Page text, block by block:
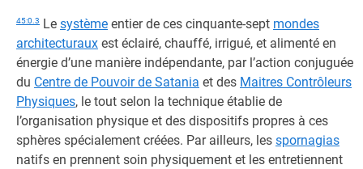
45:0.3 Le système entier de ces cinquante-sept mondes
architecturaux est éclairé, chauffé, irrigué, et alimenté en
énergie d’une manière indépendante, par l’action conjuguée
du Centre de Pouvoir de Satania et des Maitres Contrôleurs
Physiques, le tout selon la technique établie de
l’organisation physique et des dispositifs propres à ces
sphères spécialement créées. Par ailleurs, les spornagias
natifs en prennent soin physiquement et les entretiennent